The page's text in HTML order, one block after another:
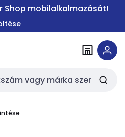
Shop mobilalkalmazását!